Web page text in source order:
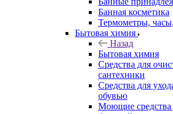
Банная косметика
Термометры,
Бытовая химия
Назад
Бытовая химия
Средства для
сантехники
Средства для
обувью
Моющие средства